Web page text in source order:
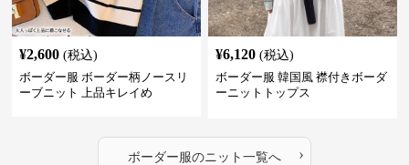
¥2,600 (税込)
ボーダー服 ボーダー柄ノースリ
ーブニット 上品キレイめ
¥6,120 (税込)
ボーダー服 韓国風 襟付きボーダ
ーニットトップス
ボーダー服のニット 一覧へ ›